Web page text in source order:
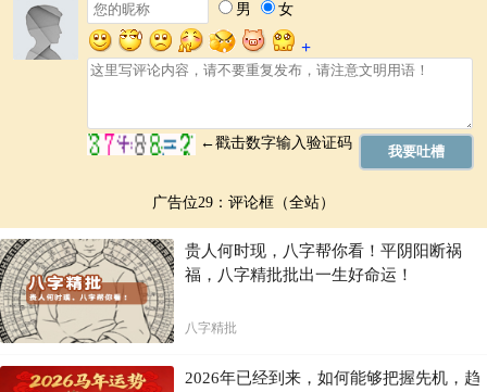
广告位29：评论框（全站）
贵人何时现，八字帮你看！平阴阳断祸
福，八字精批批出一生好命运！
八字精批
2026年已经到来，如何能够把握先机，趋